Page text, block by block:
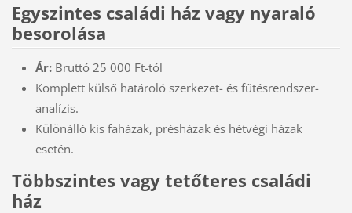
Egyszintes családi ház vagy nyaraló
besorolása
Ár:Bruttó 25 000 Ft-tól
Komplett külső határoló szerkezet- és fűtésrendszer-
analízis.
Különálló kis faházak, présházak és hétvégi házak
esetén.
Többszintes vagy tetőteres családi
ház